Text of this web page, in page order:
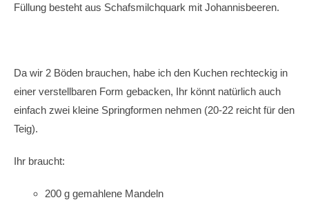
Füllung besteht aus Schafsmilchquark mit Johannisbeeren.
Da wir 2 Böden brauchen, habe ich den Kuchen rechteckig in
einer verstellbaren Form gebacken, Ihr könnt natürlich auch
einfach zwei kleine Springformen nehmen (20-22 reicht für den
Teig).
Ihr braucht:
200 g gemahlene Mandeln